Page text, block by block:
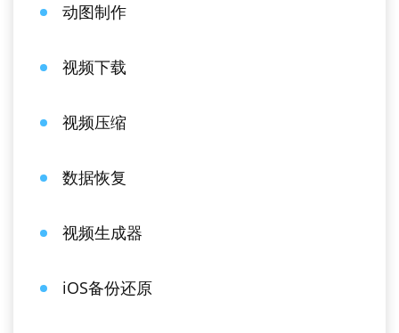
动图制作
视频下载
视频压缩
数据恢复
视频生成器
iOS备份还原